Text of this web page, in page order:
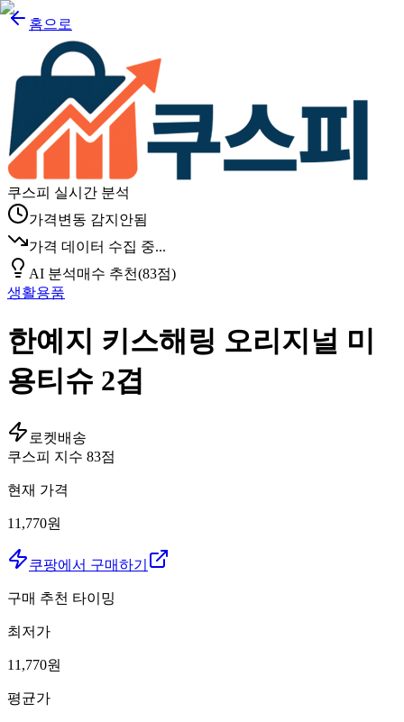
홈으로
쿠스피 실시간 분석
가격변동 감지안됨
가격 데이터 수집 중...
AI 분석매수 추천(83점)
생활용품
한예지 키스해링 오리지널 미
용티슈 2겹
로켓배송
쿠스피 지수 83점
현재 가격
11,770원
쿠팡에서 구매하기
구매 추천 타이밍
최저가
11,770원
평균가